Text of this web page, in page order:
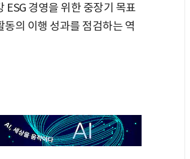
ESG 경영을 위한 중장기 목표
의 이행 성과를 점검하는 역